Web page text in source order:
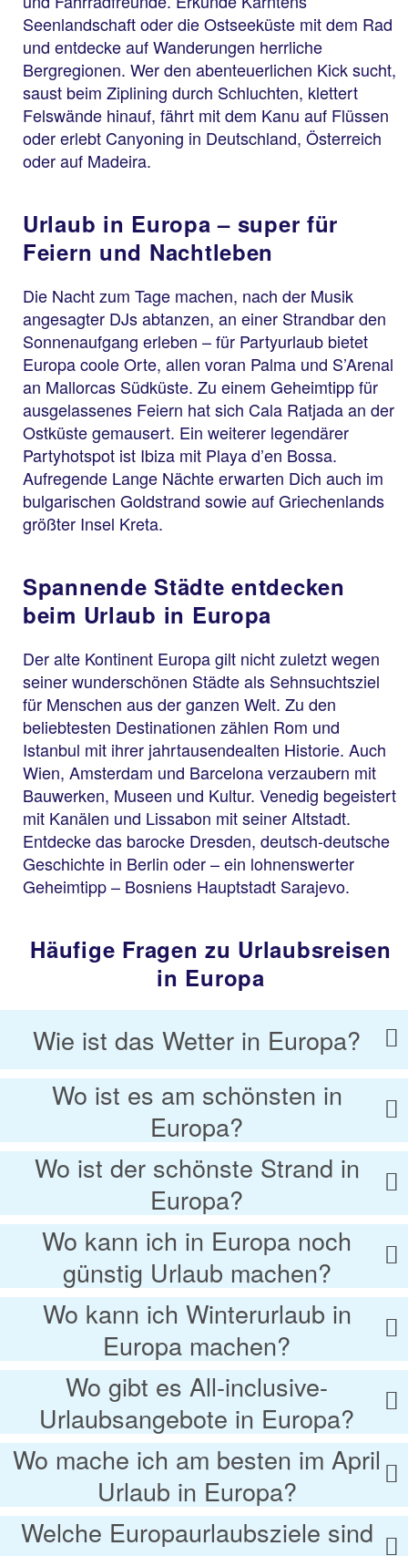
Seenlandschaft oder die Ostseeküste mit dem Rad
und entdecke auf Wanderungen herrliche
Bergregionen. Wer den abenteuerlichen Kick sucht,
saust beim Ziplining durch Schluchten, klettert
Felswände hinauf, fährt mit dem Kanu auf Flüssen
oder erlebt Canyoning in Deutschland, Österreich
oder auf Madeira.
Urlaub in Europa – super für
Feiern und Nachtleben
Die Nacht zum Tage machen, nach der Musik
angesagter DJs abtanzen, an einer Strandbar den
Sonnenaufgang erleben – für Partyurlaub bietet
Europa coole Orte, allen voran Palma und S’Arenal
an Mallorcas Südküste. Zu einem Geheimtipp für
ausgelassenes Feiern hat sich Cala Ratjada an der
Ostküste gemausert. Ein weiterer legendärer
Partyhotspot ist Ibiza mit Playa d’en Bossa.
Aufregende Lange Nächte erwarten Dich auch im
bulgarischen Goldstrand sowie auf Griechenlands
größter Insel Kreta.
Spannende Städte entdecken
beim Urlaub in Europa
Der alte Kontinent Europa gilt nicht zuletzt wegen
seiner wunderschönen Städte als Sehnsuchtsziel
für Menschen aus der ganzen Welt. Zu den
beliebtesten Destinationen zählen Rom und
Istanbul mit ihrer jahrtausendealten Historie. Auch
Wien, Amsterdam und Barcelona verzaubern mit
Bauwerken, Museen und Kultur. Venedig begeistert
mit Kanälen und Lissabon mit seiner Altstadt.
Entdecke das barocke Dresden, deutsch-deutsche
Geschichte in Berlin oder – ein lohnenswerter
Geheimtipp – Bosniens Hauptstadt Sarajevo.
Häufige Fragen zu Urlaubsreisen
in Europa
Wie ist das Wetter in Europa?
Wo ist es am schönsten in
Europa?
Wo ist der schönste Strand in
Europa?
Wo kann ich in Europa noch
günstig Urlaub machen?
Wo kann ich Winterurlaub in
Europa machen?
Wo gibt es All-inclusive-
Urlaubsangebote in Europa?
Wo mache ich am besten im April
Urlaub in Europa?
Welche Europaurlaubsziele sind